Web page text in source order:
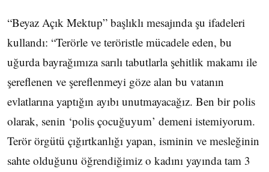
“Beyaz Açık Mektup” başlıklı mesajında şu ifadeleri
kullandı: “Terörle ve teröristle mücadele eden, bu
uğurda bayrağımıza sarılı tabutlarla şehitlik makamı ile
şereflenen ve şereflenmeyi göze alan bu vatanın
evlatlarına yaptığın ayıbı unutmayacağız. Ben bir polis
olarak, senin ‘polis çocuğuyum’ demeni istemiyorum.
Terör örgütü çığırtkanlığı yapan, isminin ve mesleğinin
sahte olduğunu öğrendiğimiz o kadını yayında tam 3